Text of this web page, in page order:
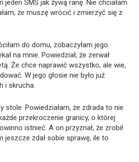
jeden SMS jak żywą ranę. Nie chciałam
że muszę wrócić i zmierzyć się z
do domu, zobaczyłam jego
na mnie. Powiedział, że zerwał
Że chce naprawić wszystko, ale wie,
W jego głosie nie było już
i skrucha.
stole. Powiedziałam, że zdrada to nie
przekroczenie granicy, o której
istnieć. A on przyznał, że zrobił
jeszcze zdał sobie sprawę, ile to